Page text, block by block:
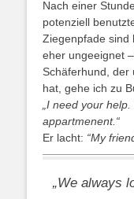
Nach einer
potenziell
Ziegenpfade sind
eher ungeeignet
Schäferhund, der
hat, gehe ich zu
„I need your
appartmenent.“
Er lacht: “My
„We always